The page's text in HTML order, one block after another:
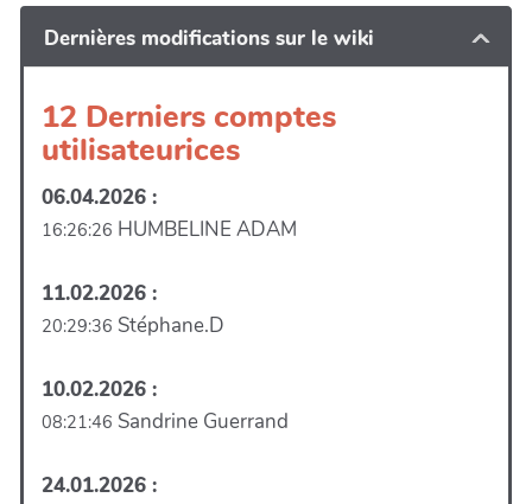
Dernières modifications sur le wiki
12 Derniers comptes
utilisateurices
06.04.2026 :
16:26:26 HUMBELINE ADAM
11.02.2026 :
20:29:36 Stéphane.D
10.02.2026 :
08:21:46 Sandrine Guerrand
24.01.2026 :